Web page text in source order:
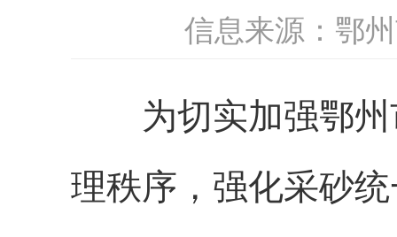
信息来源：鄂
为切实加强鄂
理秩序，强化采砂